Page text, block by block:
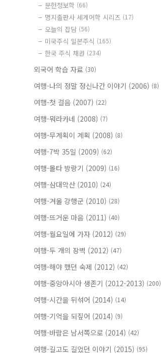
문헌정보학 (66)
명지출판사 세계어학 시리즈 (17)
오늘의 잡담 (56)
미국주식 일본주식 (165)
한국 주식 채권 (234)
외국어 학습 자료 (30)
여행-나의 정말 정신나간 이야기 (2006) (8)
여행-첫 걸음 (2007) (22)
여행-뭐라카네 (2008) (7)
여행-무계획이 계획 (2008) (8)
여행-7박 35일 (2009) (62)
여행-몰타 방랑기 (2009) (16)
여행-삼대악산 (2010) (24)
여행-겨울 강행군 (2010) (28)
여행-뜨거운 마음 (2011) (40)
여행-월요일에 가자 (2012) (29)
여행-두 개의 장벽 (2012) (47)
여행-해야 했던 숙제 (2012) (42)
여행-중앙아시아 생존기 (2012-2013) (200)
여행-시간을 뒤섞어 (2014) (14)
여행-기억을 되짚어 (2014) (9)
여행-바람은 남서쪽으로 (2014) (42)
여행-길고도 길었던 이야기 (2015) (95)